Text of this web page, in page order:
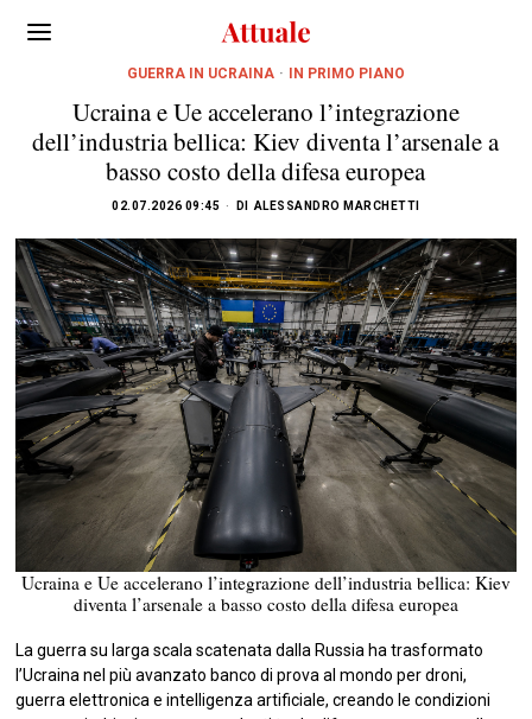
GUERRA IN UCRAINA · IN PRIMO PIANO
Ucraina e Ue accelerano l’integrazione
dell’industria bellica: Kiev diventa l’arsenale a
basso costo della difesa europea
02.07.2026 09:45 DI ALESSANDRO MARCHETTI
Ucraina e Ue accelerano l’integrazione dell’industria bellica: Kiev
diventa l’arsenale a basso costo della difesa europea
La guerra su larga scala scatenata dalla Russia ha trasformato
l’Ucraina nel più avanzato banco di prova al mondo per droni,
guerra elettronica e intelligenza artificiale, creando le condizioni